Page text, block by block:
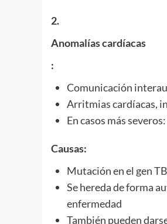
2.
Anomalías cardíacas
:
Comunicación
Arritmias cardíacas,
En casos más
Causas:
Mutación en el gen
Se hereda de forma
enfermedad
También pueden